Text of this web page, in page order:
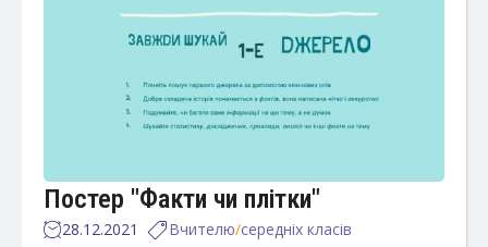
Постер "Факти чи плітки"
28.12.2021 Вчителю/середніх класів